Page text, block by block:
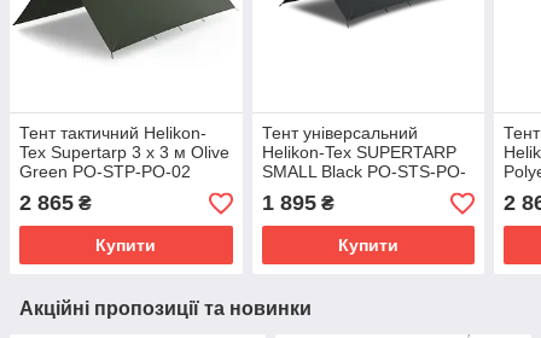
Тент тактичний Helikon-
Tex Supertarp 3 х 3 м Olive
Green PO-STP-PO-02
2 865 ₴
Купити
Тент універсальний
Helikon-Tex SUPERTARP
SMALL Black PO-STS-PO-
01
1 895₴
Купити
2
Акційні пропозиції та новинки